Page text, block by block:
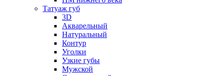
Татуаж губ
3D
Акварельный
Натуральный
Контур
Уголки
Узкие губы
Мужской